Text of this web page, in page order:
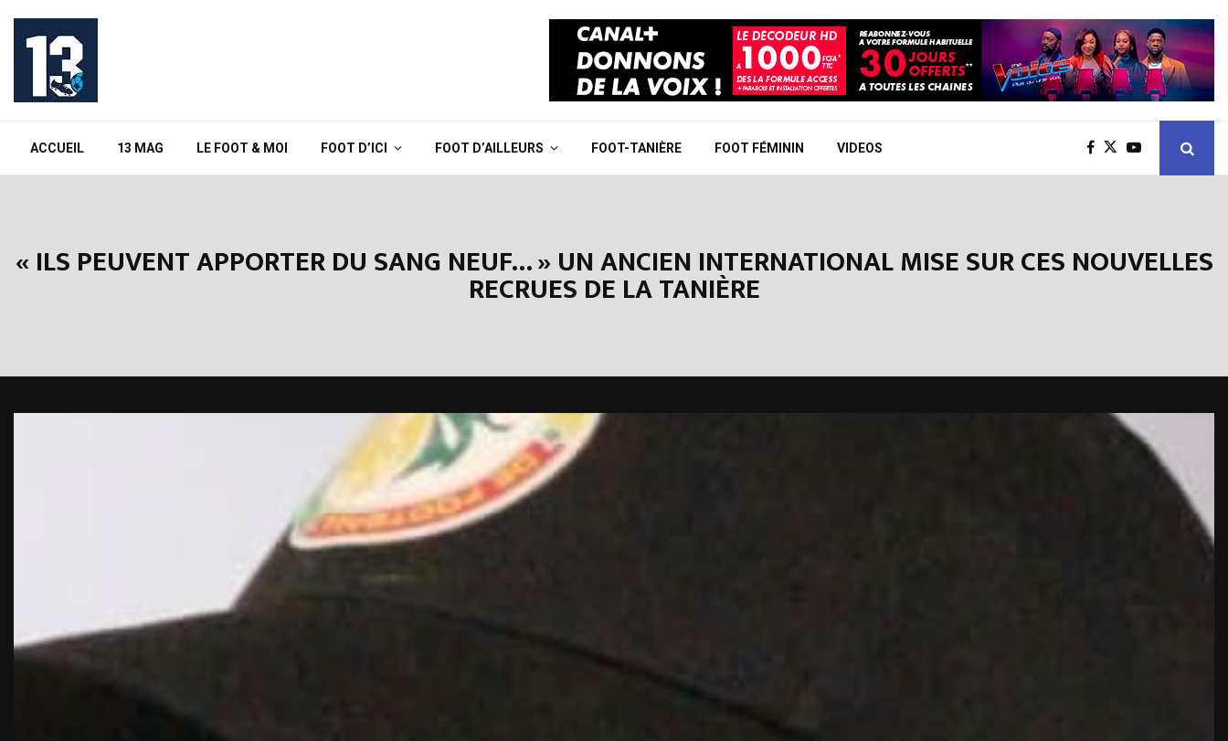
ACCUEIL 13 MAG LE FOOT & MOI FOOT D’ICI FOOT D’AILLEURS FOOT-TANIÈRE FOOT FÉMININ VIDEOS
« ILS PEUVENT APPORTER DU SANG NEUF… » UN ANCIEN INTERNATIONAL MISE SUR CES NOUVELLES
RECRUES DE LA TANIÈRE